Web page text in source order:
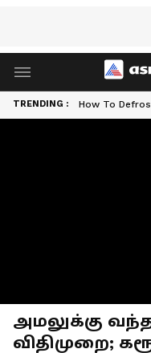
TRENDING : How To
அமலுக்கு
விதிமுறை;